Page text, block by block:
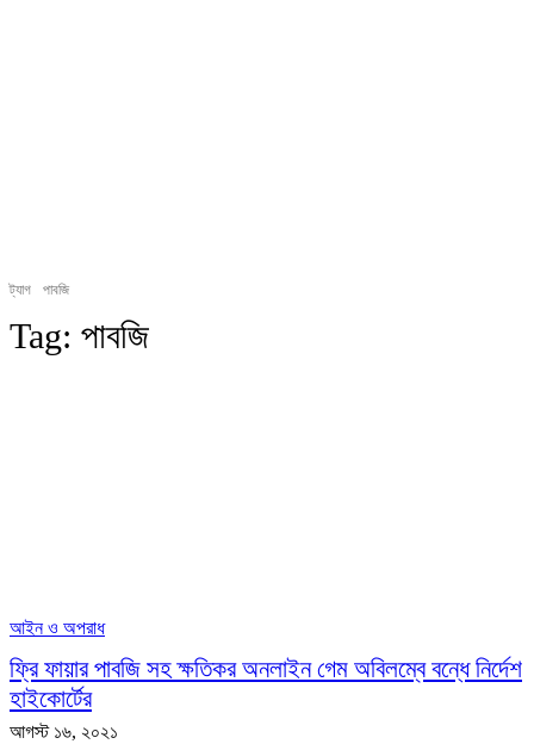
ট্যাগ পাবজি
Tag: পাবজি
আইন ও অপরাধ
ফ্রি ফায়ার পাবজি সহ ক্ষতিকর অনলাইন গেম অবিলম্বে বন্ধে নির্দেশ
হাইকোর্টের
আগস্ট ১৬, ২০২১